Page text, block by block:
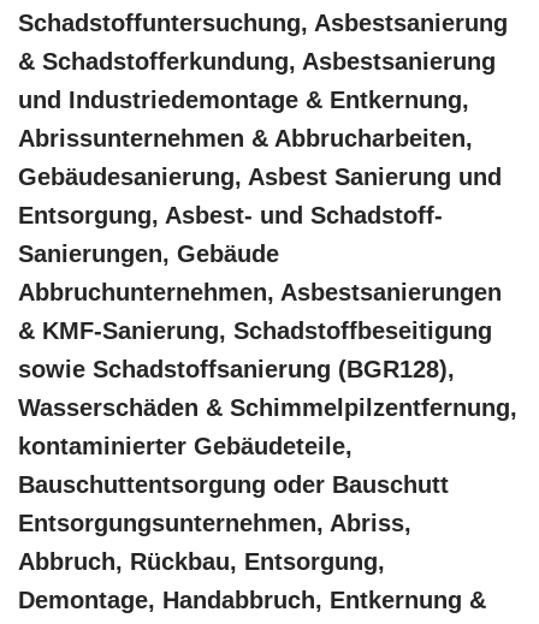
Schadstoffuntersuchung, Asbestsanierung
& Schadstofferkundung, Asbestsanierung
und Industriedemontage & Entkernung,
Abrissunternehmen & Abbrucharbeiten,
Gebäudesanierung, Asbest Sanierung und
Entsorgung, Asbest- und Schadstoff-
Sanierungen, Gebäude
Abbruchunternehmen, Asbestsanierungen
& KMF-Sanierung, Schadstoffbeseitigung
sowie Schadstoffsanierung (BGR128),
Wasserschäden & Schimmelpilzentfernung,
kontaminierter Gebäudeteile,
Bauschuttentsorgung oder Bauschutt
Entsorgungsunternehmen, Abriss,
Abbruch, Rückbau, Entsorgung,
Demontage, Handabbruch, Entkernung &